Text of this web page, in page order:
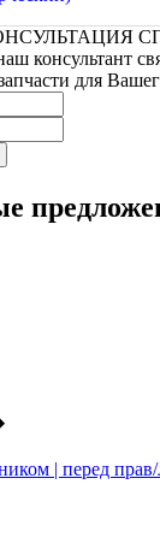
консультант
для
| перед прав/